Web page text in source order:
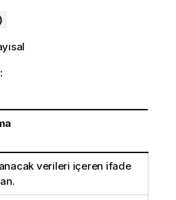
verileri içeren ifade